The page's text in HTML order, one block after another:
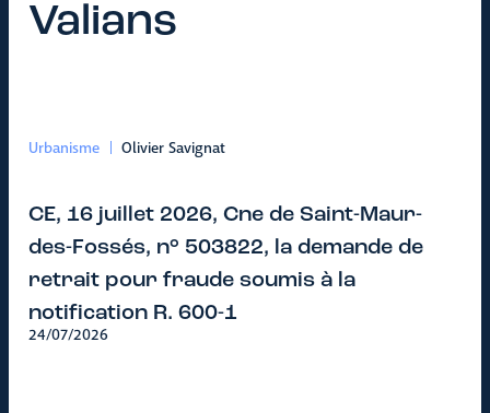
Valians
Urbanisme Olivier Savignat
CE, 16 juillet 2026, Cne de Saint-Maur-
des-Fossés, n° 503822, la demande de
retrait pour fraude soumis à la
notification R. 600-1
24/07/2026